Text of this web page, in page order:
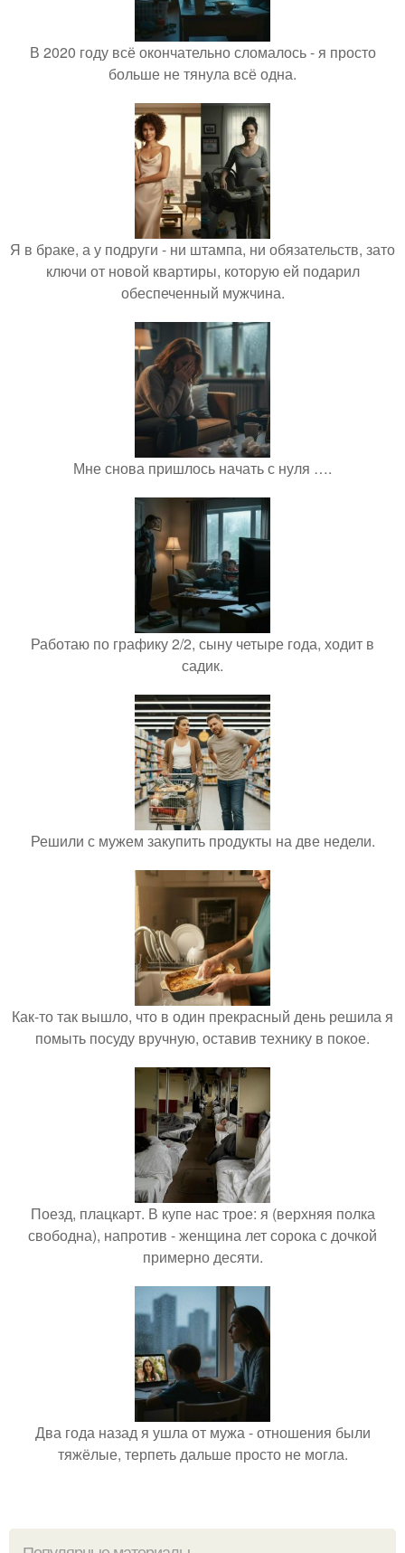
В 2020 году всё окончательно сломалось - я просто
больше не тянула всё одна.
Я в браке, а у подруги - ни штампа, ни обязательств, зато
ключи от новой квартиры, которую ей подарил
обеспеченный мужчина.
Мне снова пришлось начать с нуля ….
Работаю по графику 2/2, сыну четыре года, ходит в
садик.
Решили с мужем закупить продукты на две недели.
Как-то так вышло, что в один прекрасный день решила я
помыть посуду вручную, оставив технику в покое.
Поезд, плацкарт. В купе нас трое: я (верхняя полка
свободна), напротив - женщина лет сорока с дочкой
примерно десяти.
Два года назад я ушла от мужа - отношения были
тяжёлые, терпеть дальше просто не могла.